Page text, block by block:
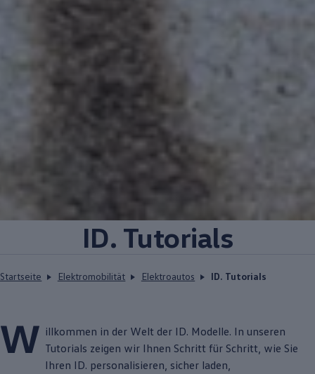
ID. Tutorials
Startseite Elektromobilität Elektroautos ID. Tutorials
W illkommen in der Welt der ID. Modelle. In unseren
Tutorials zeigen wir Ihnen Schritt für Schritt, wie Sie
Ihren ID. personalisieren, sicher laden,